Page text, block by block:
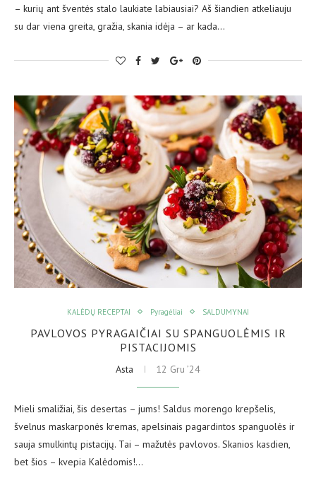
– kurių ant šventės stalo laukiate labiausiai? Aš šiandien atkeliauju
su dar viena greita, gražia, skania idėja – ar kada…
KALĖDŲ RECEPTAI Pyragėliai SALDUMYNAI
PAVLOVOS PYRAGAIČIAI SU SPANGUOLĖMIS IR
PISTACIJOMIS
Asta 12 Gru ’24
Mieli smaližiai, šis desertas – jums! Saldus morengo krepšelis,
švelnus maskarponės kremas, apelsinais pagardintos spanguolės ir
sauja smulkintų pistacijų. Tai – mažutės pavlovos. Skanios kasdien,
bet šios – kvepia Kalėdomis!…